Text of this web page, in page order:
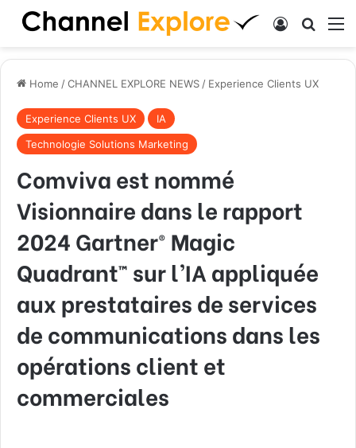
Log In
Home /CHANNEL EXPLORE NEWS / Experience Clients UX
Experience Clients UX
IA
Technologie Solutions Marketing
Comviva est nommé
Visionnaire dans le rapport
2024 Gartner® Magic
Quadrant™ sur l’IA appliquée
aux prestataires de services
de communications dans les
opérations client et
commerciales